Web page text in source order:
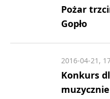
Pożar
Gopło
Konkurs
2016-04-21,